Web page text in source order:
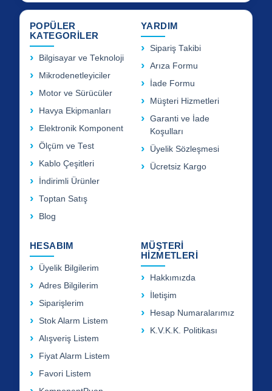
POPÜLER
KATEGORİLER
Bilgisayar ve Teknoloji
Mikrodenetleyiciler
Motor ve Sürücüler
Havya Ekipmanları
Elektronik Komponent
Ölçüm ve Test
Kablo Çeşitleri
İndirimli Ürünler
Toptan Satış
Blog
YARDIM
Sipariş Takibi
Arıza Formu
İade Formu
Müşteri Hizmetleri
Garanti ve İade
Koşulları
Üyelik Sözleşmesi
Ücretsiz Kargo
HESABIM
Üyelik Bilgilerim
Adres Bilgilerim
Siparişlerim
Stok Alarm Listem
Alışveriş Listem
Fiyat Alarm Listem
Favori Listem
MÜŞTERİ
HİZMETLERİ
Hakkımızda
İletişim
Hesap Numaralarımız
K.V.K.K. Politikası